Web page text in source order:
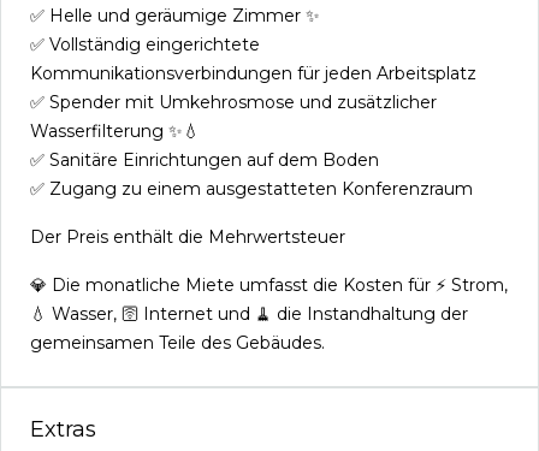
✅ Helle und geräumige Zimmer ✨
✅ Vollständig eingerichtete
Kommunikationsverbindungen für jeden Arbeitsplatz
✅ Spender mit Umkehrosmose und zusätzlicher
Wasserfilterung ✨💧
✅ Sanitäre Einrichtungen auf dem Boden
✅ Zugang zu einem ausgestatteten Konferenzraum
Der Preis enthält die Mehrwertsteuer
💎 Die monatliche Miete umfasst die Kosten für ⚡ Strom,
💧 Wasser, 🛜 Internet und 🧹 die Instandhaltung der
gemeinsamen Teile des Gebäudes.
Extras